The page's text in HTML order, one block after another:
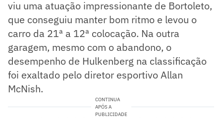
viu uma atuação impressionante de Bortoleto,
que conseguiu manter bom ritmo e levou o
carro da 21ª a 12ª colocação. Na outra
garagem, mesmo com o abandono, o
desempenho de Hulkenberg na classificação
foi exaltado pelo diretor esportivo Allan
McNish.
CONTINUA
APÓS A
PUBLICIDADE